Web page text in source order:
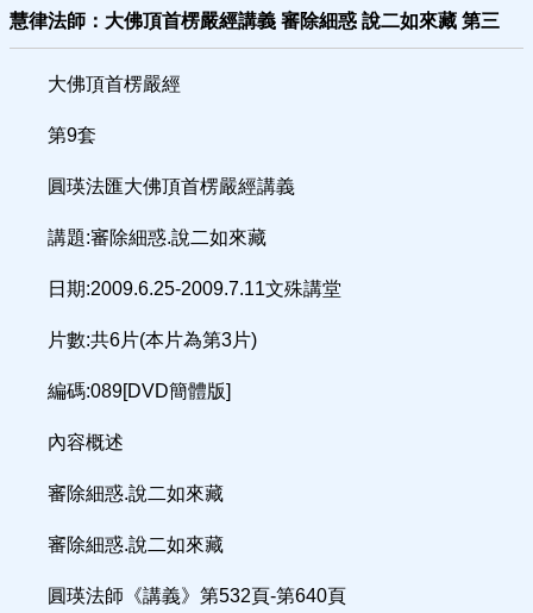
慧律法師：大佛頂首楞嚴經講義 審除細惑 說二如來藏 第三
大佛頂首楞嚴經
第9套
圓瑛法匯大佛頂首楞嚴經講義
講題:審除細惑.說二如來藏
日期:2009.6.25-2009.7.11文殊講堂
片數:共6片(本片為第3片)
編碼:089[DVD簡體版]
內容概述
審除細惑.說二如來藏
審除細惑.說二如來藏
圓瑛法師《講義》第532頁-第640頁